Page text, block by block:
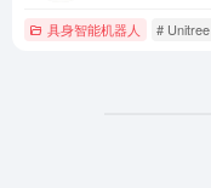
具身智能机器人 # Unitree